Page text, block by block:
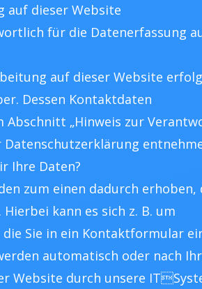
auf dieser Website
für die Datenerfassung
auf dieser Website
Dessen Kontaktdaten
Abschnitt „Hinweis zur
Datenschutzerklärung
Ihre Daten?
zum einen dadurch erhoben,
kann es sich z. B. um
die Sie in ein Kontaktformular
automatisch oder nach
Website durch unsere